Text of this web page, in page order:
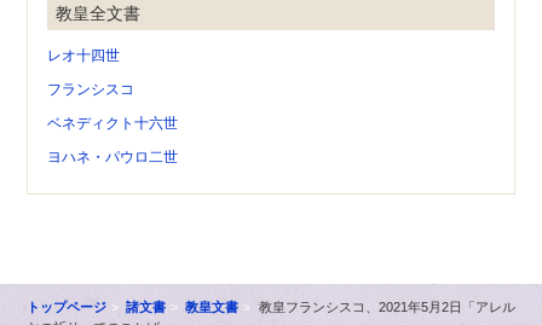
教皇全文書
レオ十四世
フランシスコ
ベネディクト十六世
ヨハネ・パウロ二世
トップページ 諸文書 教皇文書
教皇フランシスコ、2021年5月2日「アレル